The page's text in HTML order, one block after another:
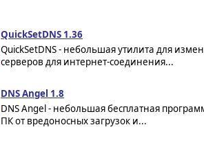
QuickSetDNS 1.36
QuickSetDNS - небольшая утилита для
серверов для интернет-соединения...
DNS Angel 1.8
DNS Angel - небольшая бесплатная
ПК от вредоносных загрузок и...